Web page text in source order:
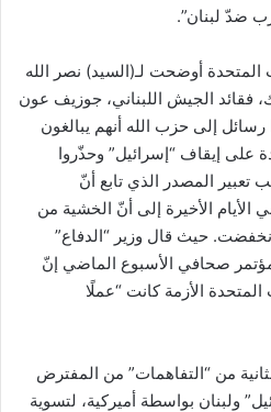
ضدّ لبنان”.
المتحدة أوضحت لـ(السيد) نصر الله
فقائد الجيش اللبناني، جوزيف عون
رسائل إلى حزب الله أنهم يبالغون
على إيقاف “إسرائيل” وحذّروا
المصدر الذي تابع أنّ
الأيام الأخيرة إلى أنّ الخشية من
حيث قال وزير “الدفاع”
صحافي الأسبوع الماضي إنّ
المتحدة الأزمة كانت “عملًا
من “التفاهمات” من المفترض
ولبنان بواسطة أميركية، لتسوية